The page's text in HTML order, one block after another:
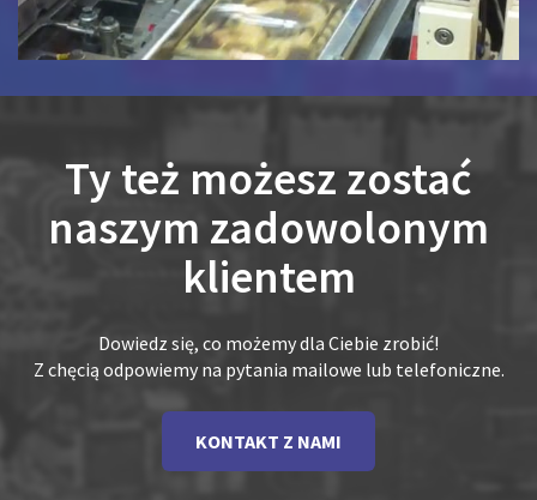
Ty też możesz zostać
naszym zadowolonym
klientem
Dowiedz się, co możemy dla Ciebie zrobić!
Z chęcią odpowiemy na pytania mailowe lub telefoniczne.
KONTAKT Z NAMI